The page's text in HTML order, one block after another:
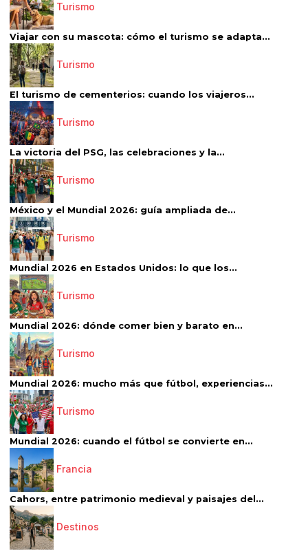
Turismo
Viajar con su mascota: cómo el turismo se adapta...
Turismo
El turismo de cementerios: cuando los viajeros...
Turismo
La victoria del PSG, las celebraciones y la...
Turismo
México y el Mundial 2026: guía ampliada de...
Turismo
Mundial 2026 en Estados Unidos: lo que los...
Turismo
Mundial 2026: dónde comer bien y barato en...
Turismo
Mundial 2026: mucho más que fútbol, experiencias...
Turismo
Mundial 2026: cuando el fútbol se convierte en...
Francia
Cahors, entre patrimonio medieval y paisajes del...
Destinos